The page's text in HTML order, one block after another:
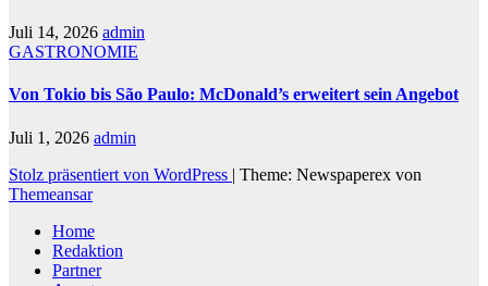
Juli 14, 2026 admin
GASTRONOMIE
Von Tokio bis São Paulo: McDonald’s erweitert sein Angebot
Juli 1, 2026 admin
Stolz präsentiert von WordPress | Theme: Newspaperex von
Themeansar
Home
Redaktion
Partner